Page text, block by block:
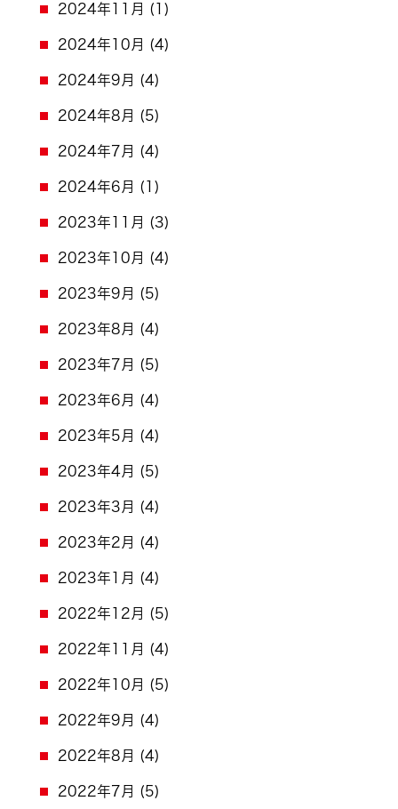
2024年11月 (1)
2024年10月 (4)
2024年9月 (4)
2024年8月 (5)
2024年7月 (4)
2024年6月 (1)
2023年11月 (3)
2023年10月 (4)
2023年9月 (5)
2023年8月 (4)
2023年7月 (5)
2023年6月 (4)
2023年5月 (4)
2023年4月 (5)
2023年3月 (4)
2023年2月 (4)
2023年1月 (4)
2022年12月 (5)
2022年11月 (4)
2022年10月 (5)
2022年9月 (4)
2022年8月 (4)
2022年7月 (5)